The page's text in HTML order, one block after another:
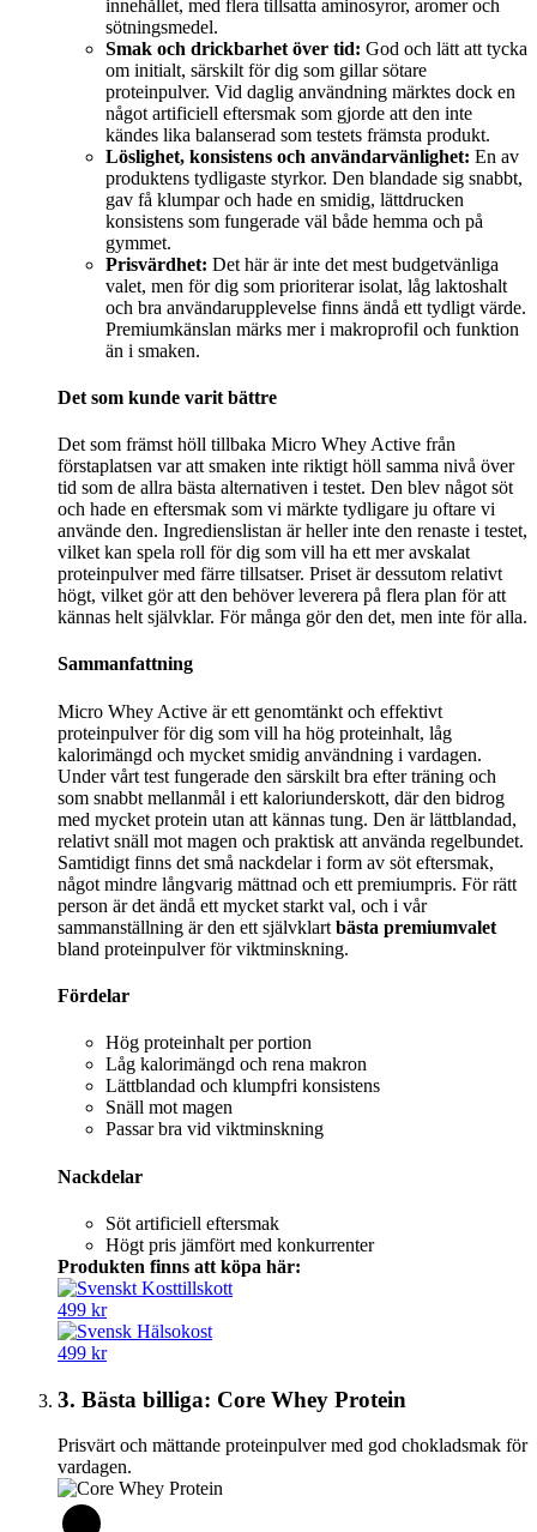
innehållet, med flera tillsatta aminosyror, aromer och
sötningsmedel.
Smak och drickbarhet över tid: God och lätt att tycka
om initialt, särskilt för dig som gillar sötare
proteinpulver. Vid daglig användning märktes dock en
något artificiell eftersmak som gjorde att den inte
kändes lika balanserad som testets främsta produkt.
Löslighet, konsistens och användarvänlighet: En av
produktens tydligaste styrkor. Den blandade sig snabbt,
gav få klumpar och hade en smidig, lättdrucken
konsistens som fungerade väl både hemma och på
gymmet.
Prisvärdhet: Det här är inte det mest budgetvänliga
valet, men för dig som prioriterar isolat, låg laktoshalt
och bra användarupplevelse finns ändå ett tydligt värde.
Premiumkänslan märks mer i makroprofil och funktion
än i smaken.
Det som kunde varit bättre
Det som främst höll tillbaka Micro Whey Active från
förstaplatsen var att smaken inte riktigt höll samma nivå över
tid som de allra bästa alternativen i testet. Den blev något söt
och hade en eftersmak som vi märkte tydligare ju oftare vi
använde den. Ingredienslistan är heller inte den renaste i testet,
vilket kan spela roll för dig som vill ha ett mer avskalat
proteinpulver med färre tillsatser. Priset är dessutom relativt
högt, vilket gör att den behöver leverera på flera plan för att
kännas helt självklar. För många gör den det, men inte för alla.
Sammanfattning
Micro Whey Active är ett genomtänkt och effektivt
proteinpulver för dig som vill ha hög proteinhalt, låg
kalorimängd och mycket smidig användning i vardagen.
Under vårt test fungerade den särskilt bra efter träning och
som snabbt mellanmål i ett kaloriunderskott, där den bidrog
med mycket protein utan att kännas tung. Den är lättblandad,
relativt snäll mot magen och praktisk att använda regelbundet.
Samtidigt finns det små nackdelar i form av söt eftersmak,
något mindre långvarig mättnad och ett premiumpris. För rätt
person är det ändå ett mycket starkt val, och i vår
sammanställning är den ett självklart bästa premiumvalet
bland proteinpulver för viktminskning.
Fördelar
Hög proteinhalt per portion
Låg kalorimängd och rena makron
Lättblandad och klumpfri konsistens
Snäll mot magen
Passar bra vid viktminskning
Nackdelar
Söt artificiell eftersmak
Högt pris jämfört med konkurrenter
Produkten finns att köpa här:
499 kr
499 kr
3. Bästa billiga: Core Whey Protein
Prisvärt och mättande proteinpulver med god chokladsmak för
vardagen.